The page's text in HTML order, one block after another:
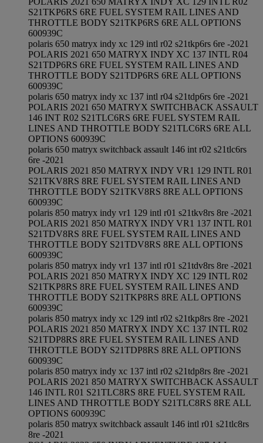
S21TKP6RS 6RE FUEL SYSTEM RAIL LINES AND
THROTTLE BODY S21TKP6RS 6RE ALL OPTIONS
600939C
polaris 650 matryx indy xc 129 intl r02 s21tkp6rs 6re -2021
POLARIS 2021 650 MATRYX INDY XC 137 INTL R04
S21TDP6RS 6RE FUEL SYSTEM RAIL LINES AND
THROTTLE BODY S21TDP6RS 6RE ALL OPTIONS
600939C
polaris 650 matryx indy xc 137 intl r04 s21tdp6rs 6re -2021
POLARIS 2021 650 MATRYX SWITCHBACK ASSAULT
146 INT R02 S21TLC6RS 6RE FUEL SYSTEM RAIL
LINES AND THROTTLE BODY S21TLC6RS 6RE ALL
OPTIONS 600939C
polaris 650 matryx switchback assault 146 int r02 s21tlc6rs
6re -2021
POLARIS 2021 850 MATRYX INDY VR1 129 INTL R01
S21TKV8RS 8RE FUEL SYSTEM RAIL LINES AND
THROTTLE BODY S21TKV8RS 8RE ALL OPTIONS
600939C
polaris 850 matryx indy vr1 129 intl r01 s21tkv8rs 8re -2021
POLARIS 2021 850 MATRYX INDY VR1 137 INTL R01
S21TDV8RS 8RE FUEL SYSTEM RAIL LINES AND
THROTTLE BODY S21TDV8RS 8RE ALL OPTIONS
600939C
polaris 850 matryx indy vr1 137 intl r01 s21tdv8rs 8re -2021
POLARIS 2021 850 MATRYX INDY XC 129 INTL R02
S21TKP8RS 8RE FUEL SYSTEM RAIL LINES AND
THROTTLE BODY S21TKP8RS 8RE ALL OPTIONS
600939C
polaris 850 matryx indy xc 129 intl r02 s21tkp8rs 8re -2021
POLARIS 2021 850 MATRYX INDY XC 137 INTL R02
S21TDP8RS 8RE FUEL SYSTEM RAIL LINES AND
THROTTLE BODY S21TDP8RS 8RE ALL OPTIONS
600939C
polaris 850 matryx indy xc 137 intl r02 s21tdp8rs 8re -2021
POLARIS 2021 850 MATRYX SWITCHBACK ASSAULT
146 INTL R01 S21TLC8RS 8RE FUEL SYSTEM RAIL
LINES AND THROTTLE BODY S21TLC8RS 8RE ALL
OPTIONS 600939C
polaris 850 matryx switchback assault 146 intl r01 s21tlc8rs
8re -2021